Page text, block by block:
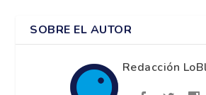
SOBRE EL AUTOR
Redacción